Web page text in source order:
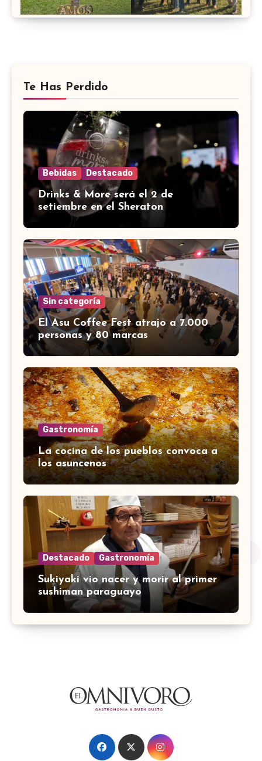
Te Has Perdido
Bebidas Destacado
Drinks & More será el 2 de
setiembre en el Sheraton
Sin categoría
El Asu Coffee Fest atrajo a 7.000
personas y 80 marcas
Gastronomía
La cocina de los pueblos convoca a
los asuncenos
Destacado Gastronomía
Sukiyaki vio nacer y morir al primer
sushiman paraguayo